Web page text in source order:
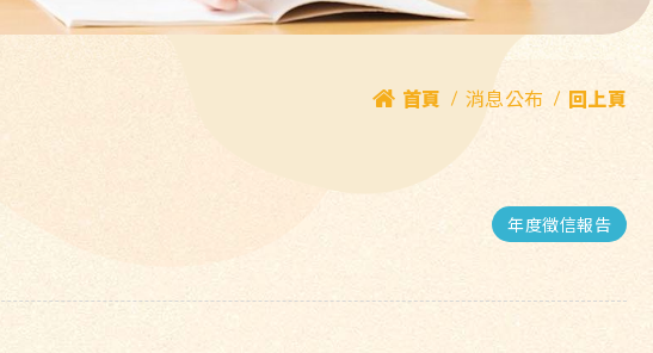
首頁 消息公布 回上頁
年度徵信報告